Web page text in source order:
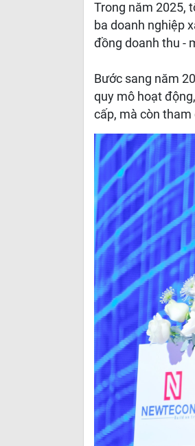
Trong năm 2025,
ba doanh nghiệp
đồng doanh thu -
Bước sang năm
quy mô hoạt
cấp, mà còn tham